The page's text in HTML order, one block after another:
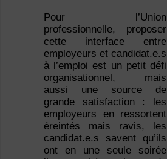
Pour l’Union
professionnelle, proposer
cette interface entre
employeurs et candidat.e.s
à l’emploi est un petit défi
organisationnel, mais
aussi une source de
grande satisfaction : les
employeurs en ressortent
éreintés mais ravis, les
candidat.e.s savent qu’ils
ont en une seule soirée